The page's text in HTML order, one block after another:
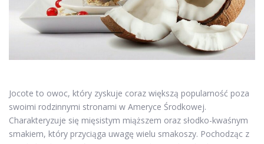
Jocote to owoc, który zyskuje coraz większą popularność poza
swoimi rodzinnymi stronami w Ameryce Środkowej.
Charakteryzuje się mięsistym miąższem oraz słodko-kwaśnym
smakiem, który przyciąga uwagę wielu smakoszy. Pochodząc z